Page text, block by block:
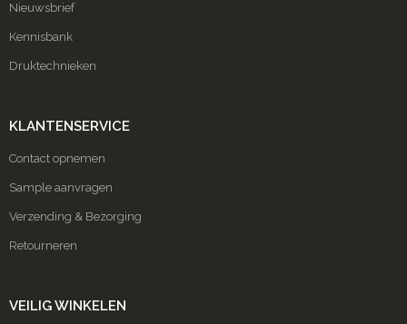
Nieuwsbrief
Kennisbank
Druktechnieken
KLANTENSERVICE
Contact opnemen
Sample aanvragen
Verzending & Bezorging
Retourneren
VEILIG WINKELEN